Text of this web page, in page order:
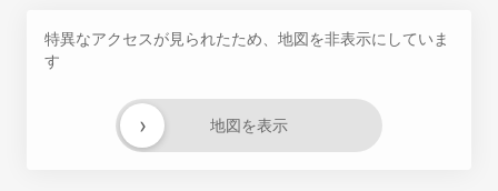
特異なアクセスが見られたため、地図を非表示にしていま
す
地図を表示
›